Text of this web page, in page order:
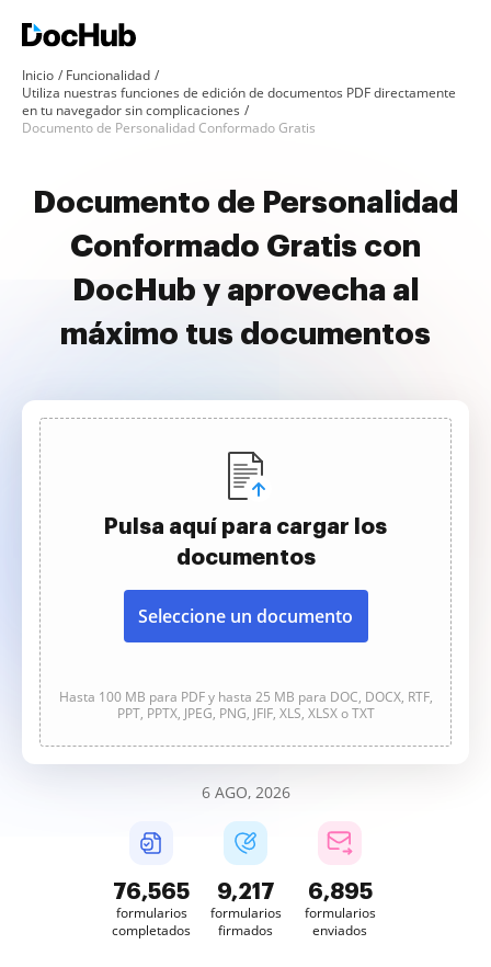
Inicio
Funcionalidad
Utiliza nuestras funciones de edición de documentos PDF directamente
en tu navegador sin complicaciones
Documento de Personalidad Conformado Gratis
Documento de Personalidad
Conformado Gratis con
DocHub y aprovecha al
máximo tus documentos
Pulsa aquí para cargar los
documentos
Seleccione un documento
Hasta 100 MB para PDF y hasta 25 MB para DOC, DOCX, RTF,
PPT, PPTX, JPEG, PNG, JFIF, XLS, XLSX o TXT
6 AGO, 2026
76,565
formularios
completados
9,217
formularios
firmados
6,895
formularios
enviados